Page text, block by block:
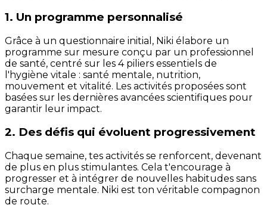
1. Un programme personnalisé
Grâce à un questionnaire initial, Niki élabore un
programme sur mesure conçu par un professionnel
de santé, centré sur les 4 piliers essentiels de
l'hygiène vitale : santé mentale, nutrition,
mouvement et vitalité. Les activités proposées sont
basées sur les dernières avancées scientifiques pour
garantir leur impact.
2. Des défis qui évoluent progressivement
Chaque semaine, tes activités se renforcent, devenant
de plus en plus stimulantes. Cela t'encourage à
progresser et à intégrer de nouvelles habitudes sans
surcharge mentale. Niki est ton véritable compagnon
de route.